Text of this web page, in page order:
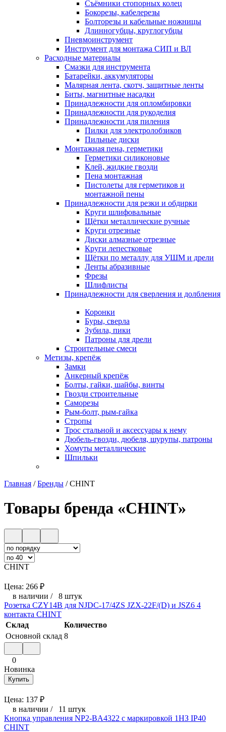
Съёмники стопорных колец
Бокорезы, кабелерезы
Болторезы и кабельные ножницы
Длинногубцы, круглогубцы
Пневмоинструмент
Инструмент для монтажа СИП и ВЛ
Расходные материалы
Смазки для инструмента
Батарейки, аккумуляторы
Малярная лента, скотч, защитные ленты
Биты, магнитные насадки
Принадлежности для опломбировки
Принадлежности для рукоделия
Принадлежности для пиления
Пилки для электролобзиков
Пильные диски
Монтажная пена, герметики
Герметики силиконовые
Клей, жидкие гвозди
Пена монтажная
Пистолеты для герметиков и
монтажной пены
Принадлежности для резки и обдирки
Круги шлифовальные
Щётки металлические ручные
Круги отрезные
Диски алмазные отрезные
Круги лепестковые
Щётки по металлу для УШМ и дрели
Ленты абразивные
Фрезы
Шлифлисты
Принадлежности для сверления и долбления
Коронки
Буры, сверла
Зубила, пики
Патроны для дрели
Строительные смеси
Метизы, крепёж
Замки
Анкерный крепёж
Болты, гайки, шайбы, винты
Гвозди строительные
Саморезы
Рым-болт, рым-гайка
Стропы
Трос стальной и аксессуары к нему
Дюбель-гвозди, дюбеля, шурупы, патроны
Хомуты металлические
Шпильки
Главная /Бренды /CHINT
Товары бренда «CHINT»
CHINT
Цена: 266 ₽
в наличии / 8 штук
Розетка CZY14B для NJDC-17/4ZS JZX-22F/(D) и JSZ6 4
контакта CHINT
Склад
Количество
Основной склад 8
0
Новинка
Купить
Цена: 137 ₽
в наличии / 11 штук
Кнопка управления NP2-BA4322 с маркировкой 1НЗ IP40
CHINT